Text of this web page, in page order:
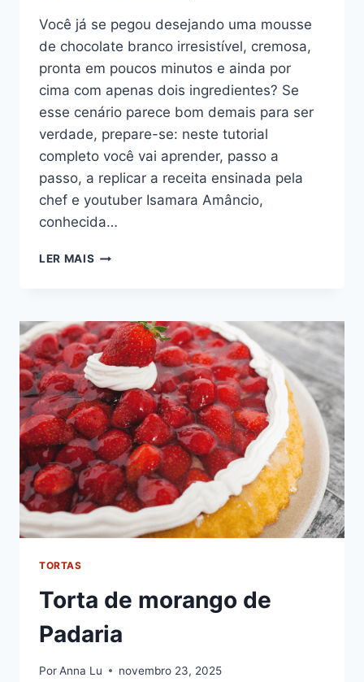
Você já se pegou desejando uma mousse
de chocolate branco irresistível, cremosa,
pronta em poucos minutos e ainda por
cima com apenas dois ingredientes? Se
esse cenário parece bom demais para ser
verdade, prepare-se: neste tutorial
completo você vai aprender, passo a
passo, a replicar a receita ensinada pela
chef e youtuber Isamara Amâncio,
conhecida…
LER MAIS MOUSSE
TORTAS
Torta de morango de
Padaria
PorAnna Lu novembro 23, 2025